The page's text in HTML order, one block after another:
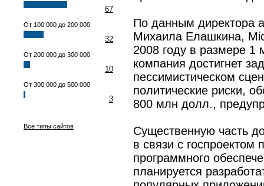
67
От 100 000 до 200 000
32
От 200 000 до 300 000
10
От 300 000 до 500 000
3
Все типы сайтов
По данным директора
Михаила Елашкина,
2008 году в размере
компания достигнет
пессимистическом
политические риски,
800 млн долл.,
Существенную часть
в связи с госпроектом
программного
планируется